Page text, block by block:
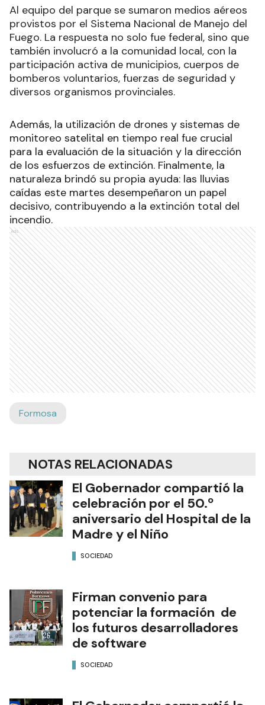
Al equipo del parque se sumaron medios aéreos
provistos por el Sistema Nacional de Manejo del
Fuego. La respuesta no solo fue federal, sino que
también involucró a la comunidad local, con la
participación activa de municipios, cuerpos de
bomberos voluntarios, fuerzas de seguridad y
diversos organismos provinciales.
Además, la utilización de drones y sistemas de
monitoreo satelital en tiempo real fue crucial
para la evaluación de la situación y la dirección
de los esfuerzos de extinción. Finalmente, la
naturaleza brindó su propia ayuda: las lluvias
caídas este martes desempeñaron un papel
decisivo, contribuyendo a la extinción total del
incendio.
Ads
Formosa
NOTAS RELACIONADAS
El Gobernador compartió la
celebración por el 50.º
aniversario del Hospital de la
Madre y el Niño
SOCIEDAD
Firman convenio para
potenciar la formación de
los futuros desarrolladores
de software
SOCIEDAD